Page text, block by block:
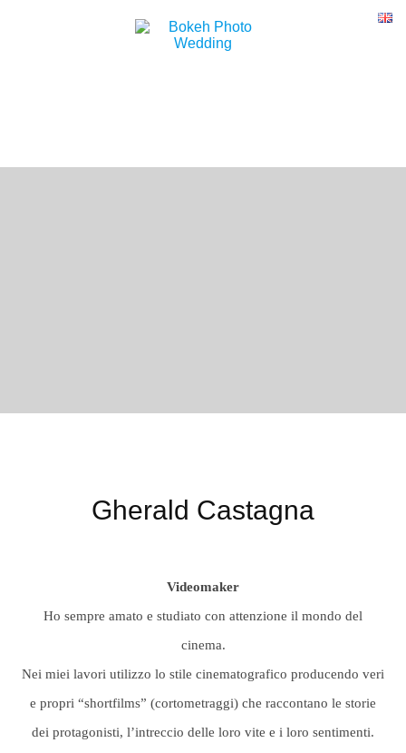
Gherald Castagna
Videomaker
Ho sempre amato e studiato con attenzione il mondo del
cinema.
Nei miei lavori utilizzo lo stile cinematografico producendo veri
e propri “shortfilms” (cortometraggi) che raccontano le storie
dei protagonisti, l’intreccio delle loro vite e i loro sentimenti.